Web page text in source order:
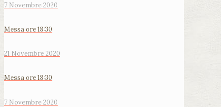
7 Novembre 2020
Messa ore 18:30
21 Novembre 2020
Messa ore 18:30
7 Novembre 2020